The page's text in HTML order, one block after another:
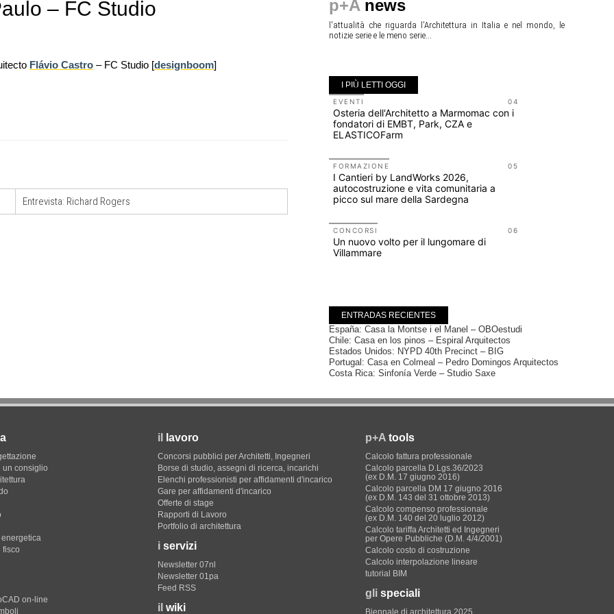
– FC Studio
Flávio Castro – FC Studio [designboom]
Entrevista: Richard Rogers
p+A news
l'attualità che riguarda l'Architettura in Italia e nel mondo, le
notizie serie e le meno serie...
I PIÙ LETTI OGGI
servizi
Vietri sul Mare: un progetto nato quasi per
caso
04
EVENTI
Osteria dell'Architetto a Marmomac con i
fondatori di EMBT, Park, CZA e
ELASTICOFarm
05
FORMAZIONE
I Cantieri by LandWorks 2026,
autocostruzione e vita comunitaria a
picco sul mare della Sardegna
06
CONCORSI
Un nuovo volto per il lungomare di
Villammare
ENTRADAS RECIENTES
España: Casa la Montse i el Manel – OBOestudi
Chile: Casa en los pinos – Espiral Arquitectos
Estados Unidos: NYPD 40th Precinct – BIG
Portugal: Casa en Colmeal – Pedro Domingos Arquitectos
Costa Rica: Sinfonía Verde – Studio Saxe
un consiglio
fisco
on-line
il lavoro
Concorsi pubblici per Architetti, Ingegneri
Borse di studio, assegni di ricerca, incarichi
Elenchi professionisti per affidamenti d'incarico
Gare per affidamenti d'incarico
Offerte di stage
Rapporti di Lavoro
Portfolio di architettura
i servizi
Newsletter 07nl
Newsletter 01pa
Feed RSS
il wiki
p+A tools
Calcolo fattura professionale
Calcolo parcella D.Lgs.36/2023
(ex D.M. 17 giugno 2016)
Calcolo parcella DM 17 giugno 2016
(ex D.M. 143 del 31 ottobre 2013)
Calcolo compenso professionale
(ex D.M. 140 del 20 luglio 2012)
Calcolo tariffa Architetti ed Ingegneri
per Opere Pubbliche (D.M. 4/4/2001)
Calcolo costo di costruzione
Calcolo interpolazione lineare
tutorial BIM
gli speciali
Biennale di architettura 2025